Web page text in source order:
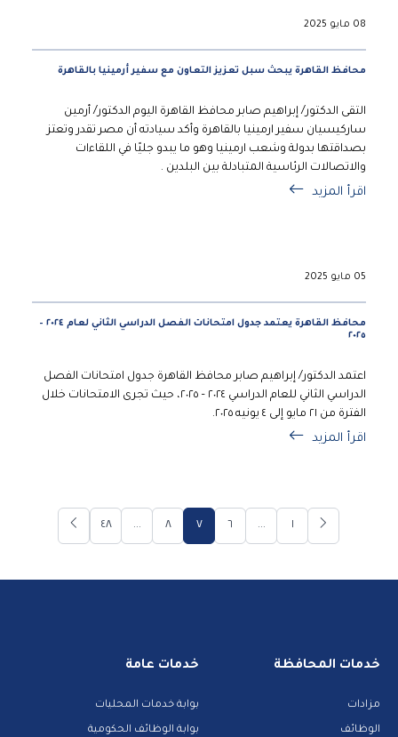
08 مايو 2025
محافظ القاهرة يبحث سبل تعزيز التعاون مع سفير أرمينيا بالقاهرة
التقى الدكتور/ إبراهيم صابر محافظ القاهرة اليوم الدكتور/ أرمين
ساركيسيان سفير ارمينيا بالقاهرة وأكد سيادته أن مصر تقدر وتعتز
بصداقتها بدولة وشعب ارمينيا وهو ما يبدو جليًا في اللقاءات
والاتصالات الرئاسية المتبادلة بين البلدين .
اقرأ المزيد
05 مايو 2025
محافظ القاهرة يعتمد جدول امتحانات الفصل الدراسي الثاني لعام ٢٠٢٤ –
٢٠٢٥
اعتمد الدكتور/ إبراهيم صابر محافظ القاهرة جدول امتحانات الفصل
الدراسي الثاني للعام الدراسي ٢٠٢٤ – ٢٠٢٥، حيث تجرى الامتحانات خلال
الفترة من ٢١ مايو إلى ٤ يونيه ٢٠٢٥.
اقرأ المزيد
١ ... ٦ ٧ ٨ ... ٤٨
خدمات المحافظة
مزادات
الوظائف
خدمات عامة
بوابة خدمات المحليات
بوابة الوظائف الحكومية